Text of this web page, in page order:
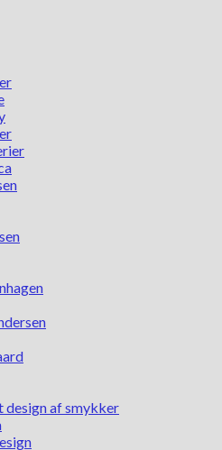
design af smykker